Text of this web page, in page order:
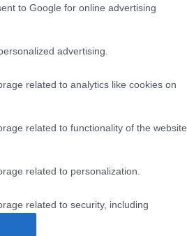
to Google for online advertising
advertising.
related to analytics like cookies on
related to functionality of the website
related to personalization.
related to security, including
prevention, and other user protection.
ΑΕΠ προβλέπεται να
στο 1,3% το
παράλληλα θα
από την περίοδο
- μετά την
υποτονικής
αγορές ακινήτων -
- που δεν
- παραμένει επίμονος
του κόστους και των